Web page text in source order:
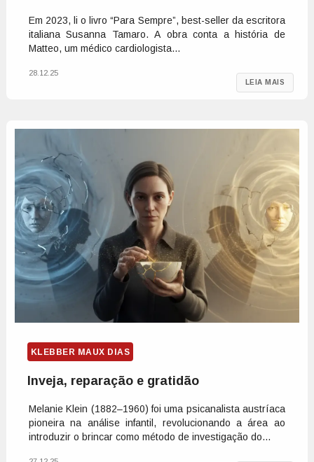
Em 2023, li o livro “Para Sempre”, best-seller da escritora
italiana Susanna Tamaro. A obra conta a história de
Matteo, um médico cardiologista...
LEIA MAIS
28.12.25
KLEBBER MAUX DIAS
Inveja, reparação e gratidão
Melanie Klein (1882–1960) foi uma psicanalista austríaca
pioneira na análise infantil, revolucionando a área ao
introduzir o brincar como método de investigação do...